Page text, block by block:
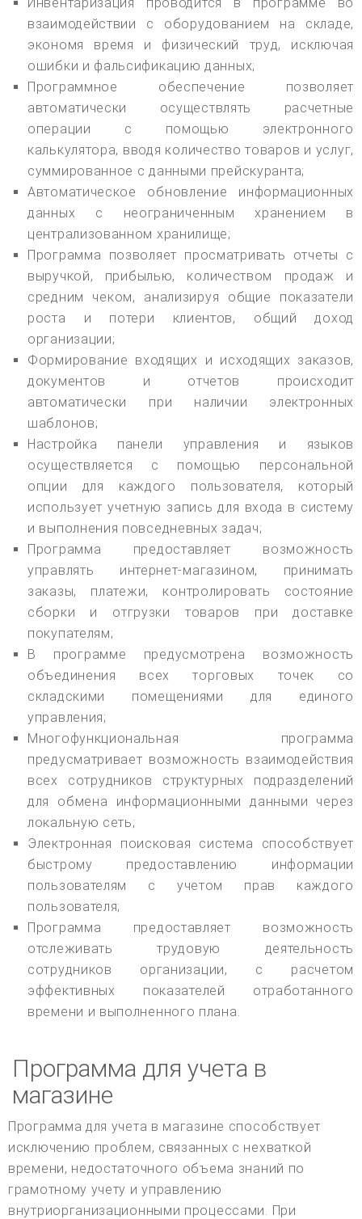
Инвентаризация проводится в программе во
взаимодействии с оборудованием на складе,
экономя время и физический труд, исключая
ошибки и фальсификацию данных;
Программное обеспечение позволяет
автоматически осуществлять расчетные
операции с помощью электронного
калькулятора, вводя количество товаров и услуг,
суммированное с данными прейскуранта;
Автоматическое обновление информационных
данных с неограниченным хранением в
централизованном хранилище;
Программа позволяет просматривать отчеты с
выручкой, прибылью, количеством продаж и
средним чеком, анализируя общие показатели
роста и потери клиентов, общий доход
организации;
Формирование входящих и исходящих заказов,
документов и отчетов происходит
автоматически при наличии электронных
шаблонов;
Настройка панели управления и языков
осуществляется с помощью персональной
опции для каждого пользователя, который
использует учетную запись для входа в систему
и выполнения повседневных задач;
Программа предоставляет возможность
управлять интернет-магазином, принимать
заказы, платежи, контролировать состояние
сборки и отгрузки товаров при доставке
покупателям;
В программе предусмотрена возможность
объединения всех торговых точек со
складскими помещениями для единого
управления;
Многофункциональная программа
предусматривает возможность взаимодействия
всех сотрудников структурных подразделений
для обмена информационными данными через
локальную сеть;
Электронная поисковая система способствует
быстрому предоставлению информации
пользователям с учетом прав каждого
пользователя;
Программа предоставляет возможность
отслеживать трудовую деятельность
сотрудников организации, с расчетом
эффективных показателей отработанного
времени и выполненного плана.
Программа для учета в
магазине
Программа для учета в магазине способствует
исключению проблем, связанных с нехваткой
времени, недостаточного объема знаний по
грамотному учету и управлению
внутриорганизационными процессами. При